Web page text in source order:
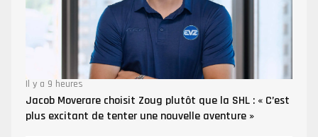
Il y a 9 heures
Jacob Moverare choisit Zoug plutôt que la SHL : « C’est
plus excitant de tenter une nouvelle aventure »